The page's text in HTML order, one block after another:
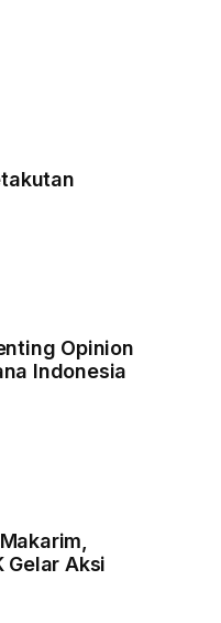
Opinion
Indonesia
Gelar Aksi